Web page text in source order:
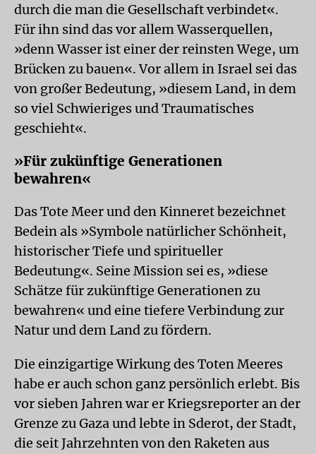
durch die man die Gesellschaft verbindet«.
Für ihn sind das vor allem Wasserquellen,
»denn Wasser ist einer der reinsten Wege, um
Brücken zu bauen«. Vor allem in Israel sei das
von großer Bedeutung, »diesem Land, in dem
so viel Schwieriges und Traumatisches
geschieht«.
»Für zukünftige Generationen
bewahren«
Das Tote Meer und den Kinneret bezeichnet
Bedein als »Symbole natürlicher Schönheit,
historischer Tiefe und spiritueller
Bedeutung«. Seine Mission sei es, »diese
Schätze für zukünftige Generationen zu
bewahren« und eine tiefere Verbindung zur
Natur und dem Land zu fördern.
Die einzigartige Wirkung des Toten Meeres
habe er auch schon ganz persönlich erlebt. Bis
vor sieben Jahren war er Kriegsreporter an der
Grenze zu Gaza und lebte in Sderot, der Stadt,
die seit Jahrzehnten von den Raketen aus